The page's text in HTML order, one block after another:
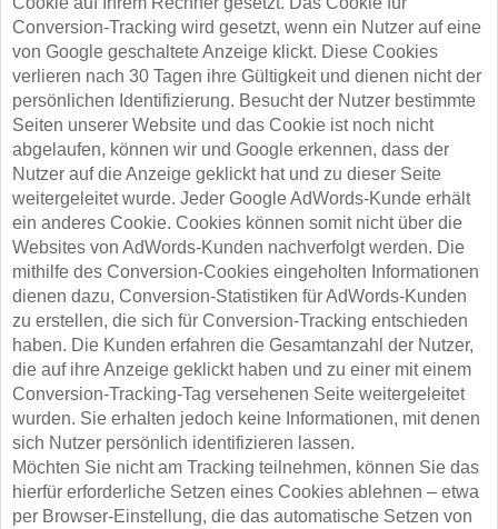
Conversion-Tracking wird gesetzt, wenn ein Nutzer auf eine
von Google geschaltete Anzeige klickt. Diese Cookies
verlieren nach 30 Tagen ihre Gültigkeit und dienen nicht der
persönlichen Identifizierung. Besucht der Nutzer bestimmte
Seiten unserer Website und das Cookie ist noch nicht
abgelaufen, können wir und Google erkennen, dass der
Nutzer auf die Anzeige geklickt hat und zu dieser Seite
weitergeleitet wurde. Jeder Google AdWords-Kunde erhält
ein anderes Cookie. Cookies können somit nicht über die
Websites von AdWords-Kunden nachverfolgt werden. Die
mithilfe des Conversion-Cookies eingeholten Informationen
dienen dazu, Conversion-Statistiken für AdWords-Kunden
zu erstellen, die sich für Conversion-Tracking entschieden
haben. Die Kunden erfahren die Gesamtanzahl der Nutzer,
die auf ihre Anzeige geklickt haben und zu einer mit einem
Conversion-Tracking-Tag versehenen Seite weitergeleitet
wurden. Sie erhalten jedoch keine Informationen, mit denen
sich Nutzer persönlich identifizieren lassen.
Möchten Sie nicht am Tracking teilnehmen, können Sie das
hierfür erforderliche Setzen eines Cookies ablehnen – etwa
per Browser-Einstellung, die das automatische Setzen von